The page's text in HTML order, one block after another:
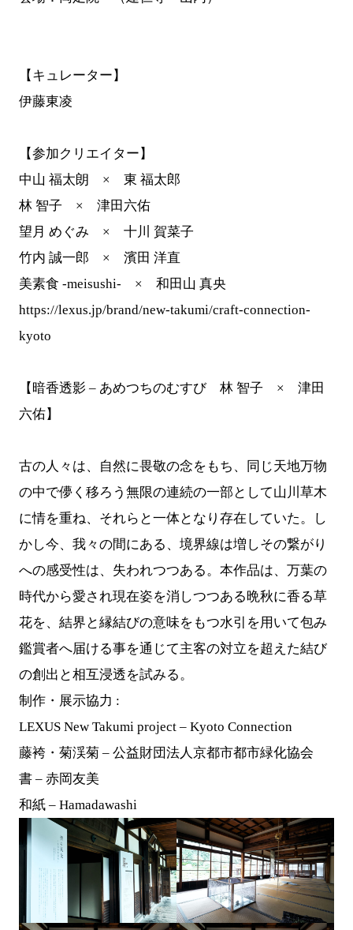
【キュレーター】
伊藤東凌
【参加クリエイター】
中山 福太朗 × 東 福太郎
林 智⼦ × 津田六佑
望⽉ めぐみ × ⼗川 賀菜⼦
⽵内 誠⼀郎 × 濱⽥ 洋直
美素食 -meisushi- × 和⽥⼭ 真央
https://lexus.jp/brand/new-takumi/craft-connection-
kyoto
【暗香透影 – あめつちのむすび 林 智⼦ × 津田
六佑】
古の人々は、自然に畏敬の念をもち、同じ天地万物
の中で儚く移ろう無限の連続の一部として山川草木
に情を重ね、それらと一体となり存在していた。し
かし今、我々の間にある、境界線は増しその繋がり
への感受性は、失われつつある。本作品は、万葉の
時代から愛され現在姿を消しつつある晩秋に香る草
花を、結界と縁結びの意味をもつ水引を用いて包み
鑑賞者へ届ける事を通じて主客の対立を超えた結び
の創出と相互浸透を試みる。
制作・展示協力 :
LEXUS New Takumi project – Kyoto Connection
藤袴・菊渓菊 – 公益財団法人京都市都市緑化協会
書 – 赤岡友美
和紙 – Hamadawashi